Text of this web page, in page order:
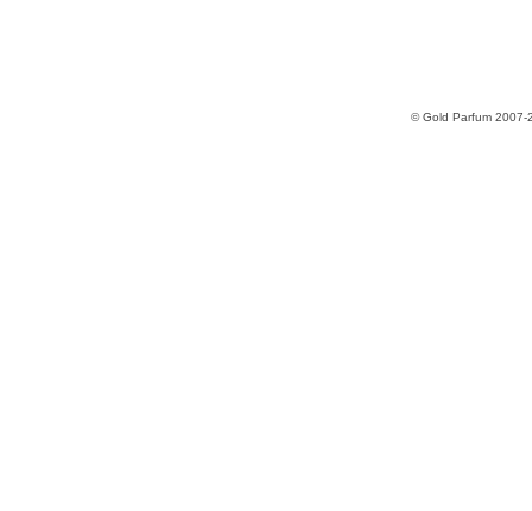
© Gold Parfum 2007-